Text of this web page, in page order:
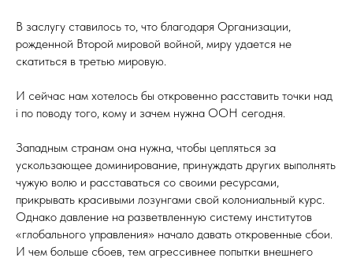
В заслугу ставилось то, что благодаря Организации,
рожденной Второй мировой войной, миру удается не
скатиться в третью мировую.
И сейчас нам хотелось бы откровенно расставить точки над
i по поводу того, кому и зачем нужна ООН сегодня.
Западным странам она нужна, чтобы цепляться за
ускользающее доминирование, принуждать других выполнять
чужую волю и расставаться со своими ресурсами,
прикрывать красивыми лозунгами свой колониальный курс.
Однако давление на разветвленную систему институтов
«глобального управления» начало давать откровенные сбои.
И чем больше сбоев, тем агрессивнее попытки внешнего